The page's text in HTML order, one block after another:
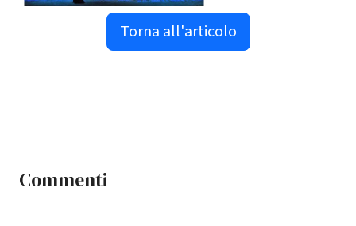
Torna all'articolo
Commenti